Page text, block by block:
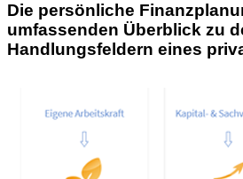
Die persönliche
umfassenden Überblick zu
Handlungsfeldern eines